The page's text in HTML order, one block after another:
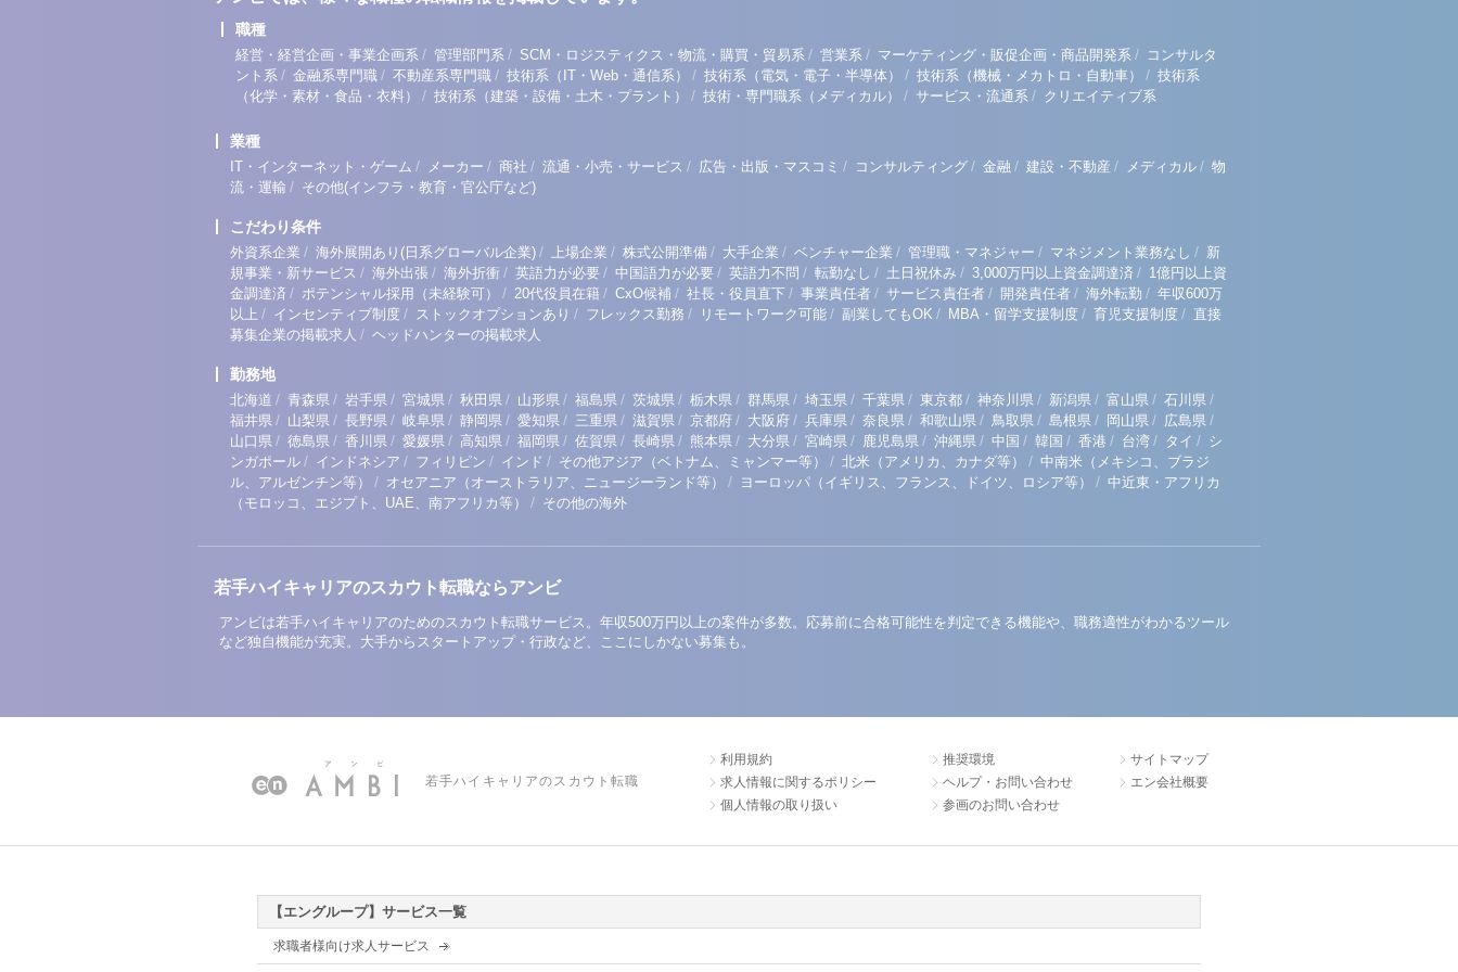
職種
経営・経営企画・事業企画系 / 管理部門系 / SCM・ロジスティクス・物流・購買・貿易系 / 営業系 / マーケティング・販促企画・商品開発系 / コンサルタ
ント系 / 金融系専門職 / 不動産系専門職 / 技術系（IT・Web・通信系） / 技術系（電気・電子・半導体） / 技術系（機械・メカトロ・自動車） / 技術系
（化学・素材・食品・衣料）
/ 技術系（建築・設備・土木・プラント） / 技術・専門職系（メディカル） / サービス・流通系 / クリエイティブ系
業種
IT・インターネット・ゲーム / メーカー / 商社 / 流通・小売・サービス / 広告・出版・マスコミ / コンサルティング / 金融 / 建設・不動産 / メディカル / 物
流・運輸 / その他(インフラ・教育・官公庁など)
こだわり条件
外資系企業 / 海外展開あり(日系グローバル企業) / 上場企業 / 株式公開準備 / 大手企業 / ベンチャー企業 / 管理職・マネジャー / マネジメント業務なし / 新
規事業・新サービス / 海外出張 / 海外折衝 / 英語力が必要 / 中国語力が必要 / 英語力不問 / 転勤なし / 土日祝休み / 3,000万円以上資金調達済 / 1億円以上資
金調達済 / ポテンシャル採用（未経験可） / 20代役員在籍 / CxO候補 / 社長・役員直下 / 事業責任者 / サービス責任者 / 開発責任者 / 海外転勤 / 年収600万
以上 / インセンティブ制度 / ストックオプションあり / フレックス勤務 / リモートワーク可能 / 副業してもOK / MBA・留学支援制度 / 育児支援制度 / 直接
募集企業の掲載求人 / ヘッドハンターの掲載求人
勤務地
北海道 / 青森県 / 岩手県 / 宮城県 / 秋田県 / 山形県 / 福島県 / 茨城県 / 栃木県 / 群馬県 / 埼玉県 / 千葉県 / 東京都 / 神奈川県 / 新潟県 / 富山県 / 石川県 /
福井県 / 山梨県 / 長野県 / 岐阜県 / 静岡県 / 愛知県 / 三重県 / 滋賀県 / 京都府 / 大阪府 / 兵庫県 / 奈良県 / 和歌山県 / 鳥取県 / 島根県 / 岡山県 / 広島県 /
山口県 / 徳島県 / 香川県 / 愛媛県 / 高知県 / 福岡県 / 佐賀県 / 長崎県 / 熊本県 / 大分県 / 宮崎県 / 鹿児島県 / 沖縄県 / 中国 / 韓国 / 香港 / 台湾 / タイ / シ
ンガポール / インドネシア / フィリピン / インド / その他アジア（ベトナム、ミャンマー等） / 北米（アメリカ、カナダ等） / 中南米（メキシコ、ブラジ
ル、アルゼンチン等）
/ オセアニア（オーストラリア、ニュージーランド等） / ヨーロッパ（イギリス、フランス、ドイツ、ロシア等） / 中近東・アフリカ
（モロッコ、エジプト、UAE、南アフリカ等）
/ その他の海外
若手ハイキャリアのスカウト転職ならアンビ
アンビは若手ハイキャリアのためのスカウト転職サービス。年収500万円以上の案件が多数。応募前に合格可能性を判定できる機能や、職務適性がわかるツール
など独自機能が充実。大手からスタートアップ・行政など、ここにしかない募集も。
若手ハイキャリアのスカウト転職
利用規約
求人情報に関するポリシー
個人情報の取り扱い
推奨環境
ヘルプ・お問い合わせ
参画のお問い合わせ
サイトマップ
エン会社概要
【エングループ】サービス一覧
求職者様向け求人サービス